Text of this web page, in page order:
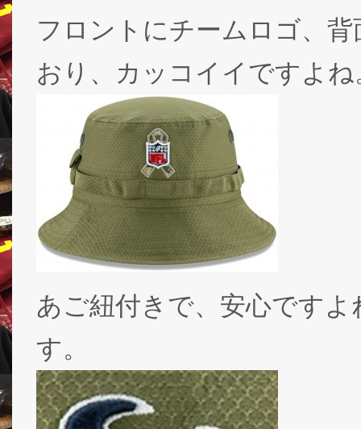
フロントにチームロゴ、
おり、カッコイイですよね
あご紐付きで、安心です
す。